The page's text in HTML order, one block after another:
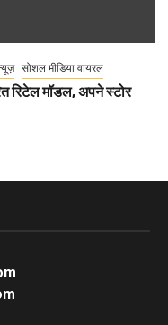
सोशल मीडिया वायरल
मॉडल, अपने स्टोर